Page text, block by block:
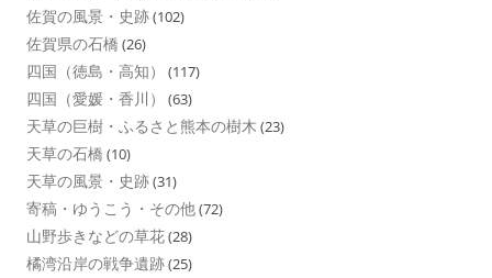
佐賀の風景・史跡(102)
佐賀県の石橋 (26)
四国（徳島・高知） (117)
四国（愛媛・香川） (63)
天草の巨樹・ふるさと熊本の樹木 (23)
天草の石橋 (10)
天草の風景・史跡(31)
寄稿・ゆうこう・その他(72)
山野歩きなどの草花(28)
橘湾沿岸の戦争遺跡(25)